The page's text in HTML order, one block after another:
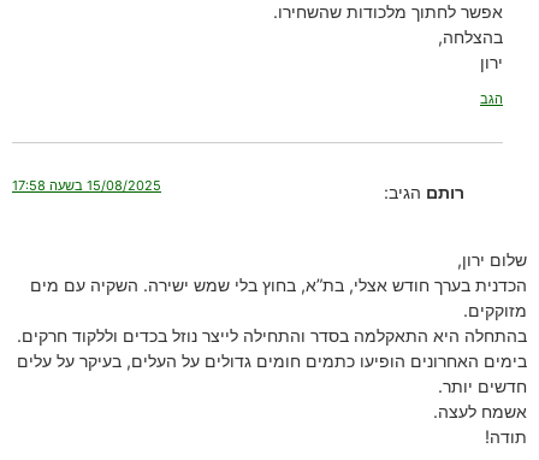
אפשר לחתוך מלכודות שהשחירו.
בהצלחה,
ירון
הגב
רותם הגיב: 15/08/2025 בשעה 17:58
שלום ירון,
הכדנית בערך חודש אצלי, בת”א, בחוץ בלי שמש ישירה. השקיה עם מים
מזוקקים.
בהתחלה היא התאקלמה בסדר והתחילה לייצר נוזל בכדים וללקוד חרקים.
בימים האחרונים הופיעו כתמים חומים גדולים על העלים, בעיקר על עלים
חדשים יותר.
אשמח לעצה.
תודה!